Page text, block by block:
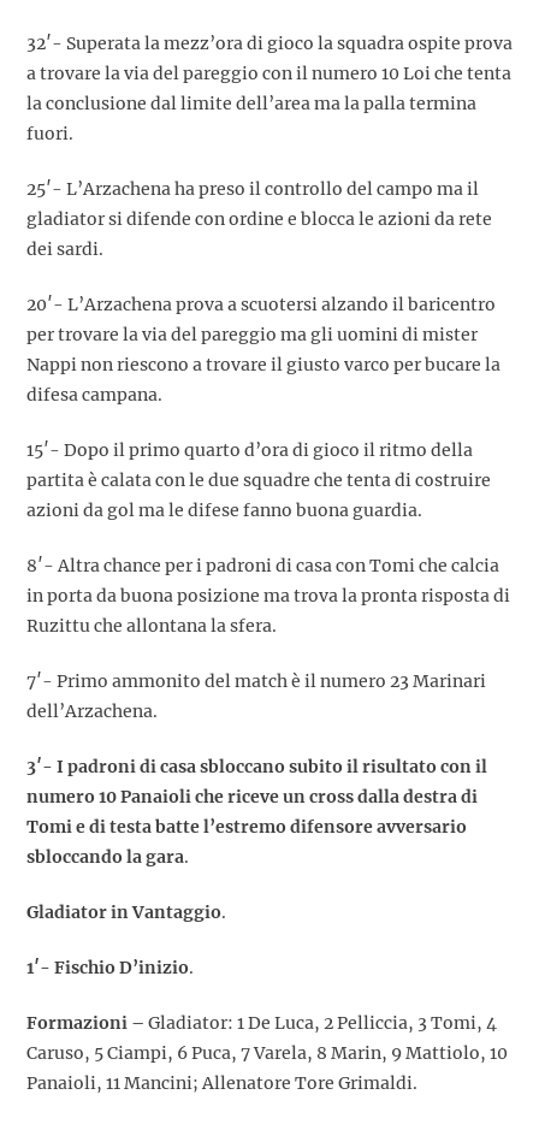
32′- Superata la mezz’ora di gioco la squadra ospite prova
a trovare la via del pareggio con il numero 10 Loi che tenta
la conclusione dal limite dell’area ma la palla termina
fuori.
25′- L’Arzachena ha preso il controllo del campo ma il
gladiator si difende con ordine e blocca le azioni da rete
dei sardi.
20′- L’Arzachena prova a scuotersi alzando il baricentro
per trovare la via del pareggio ma gli uomini di mister
Nappi non riescono a trovare il giusto varco per bucare la
difesa campana.
15′- Dopo il primo quarto d’ora di gioco il ritmo della
partita è calata con le due squadre che tenta di costruire
azioni da gol ma le difese fanno buona guardia.
8′- Altra chance per i padroni di casa con Tomi che calcia
in porta da buona posizione ma trova la pronta risposta di
Ruzittu che allontana la sfera.
7′- Primo ammonito del match è il numero 23 Marinari
dell’Arzachena.
3′- I padroni di casa sbloccano subito il risultato con il
numero 10 Panaioli che riceve un cross dalla destra di
Tomi e di testa batte l’estremo difensore avversario
sbloccando la gara.
Gladiator in Vantaggio.
1′- Fischio D’inizio.
Formazioni – Gladiator: 1 De Luca, 2 Pelliccia, 3 Tomi, 4
Caruso, 5 Ciampi, 6 Puca, 7 Varela, 8 Marin, 9 Mattiolo, 10
Panaioli, 11 Mancini; Allenatore Tore Grimaldi.